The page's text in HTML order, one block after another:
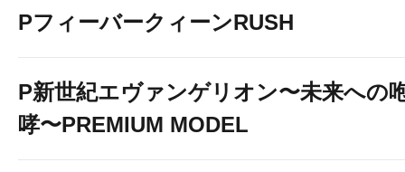
PフィーバークィーンRUSH
P新世紀エヴァンゲリオン〜未来への
哮〜PREMIUM MODEL